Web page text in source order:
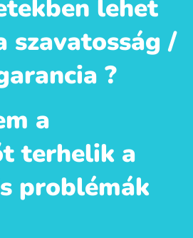
lehet
szavatosság /
?
a
terhelik a
problémák